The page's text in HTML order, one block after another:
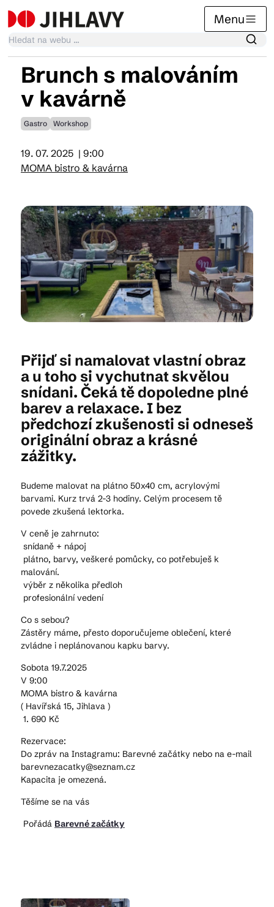
Menu
Kalendář akcí
Tradiční akce
Články
Suvenýry
Praktické info
Kam vyrazit
CS EN DE
© 2026 Brána Jihlavy
Brunch s malováním
v kavárně
Gastro Workshop
19. 07. 2025 | 9:00
MOMA bistro & kavárna
Přijď si namalovat vlastní obraz
a u toho si vychutnat skvělou
snídani. Čeká tě dopoledne plné
barev a relaxace. I bez
předchozí zkušenosti si odneseš
originální obraz a krásné
zážitky.
Budeme malovat na plátno 50x40 cm, acrylovými
barvami. Kurz trvá 2-3 hodiny. Celým procesem tě
povede zkušená lektorka.
V ceně je zahrnuto:
snídaně + nápoj
plátno, barvy, veškeré pomůcky, co potřebuješ k
malování.
výběr z několika předloh
profesionální vedení
Co s sebou?
Zástěry máme, přesto doporučujeme oblečení, které
zvládne i neplánovanou kapku barvy.
Sobota 19.7.2025
V 9:00
MOMA bistro & kavárna
( Havířská 15, Jihlava )
1. 690 Kč
Rezervace:
Do zpráv na Instagramu: Barevné začátky nebo na e-mail
barevnezacatky@seznam.cz
Kapacita je omezená.
Těšíme se na vás
Pořádá Barevné začátky